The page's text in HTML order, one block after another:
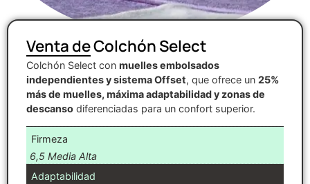
Venta de Colchón Select
Colchón Select con muelles embolsados
independientes y sistema Offset, que ofrece un 25%
más de muelles, máxima adaptabilidad y zonas de
descanso diferenciadas para un confort superior.
Firmeza
6,5 Media Alta
Adaptabilidad